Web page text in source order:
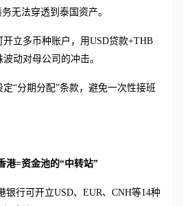
无法穿透到泰国资产。
立多币种账户，用USD贷款+THB
动对母公司的冲击。
定“分期分配”条款，避免一次性接班
=资金池的“中转站”
银行可开立USD、EUR、CNH等14种